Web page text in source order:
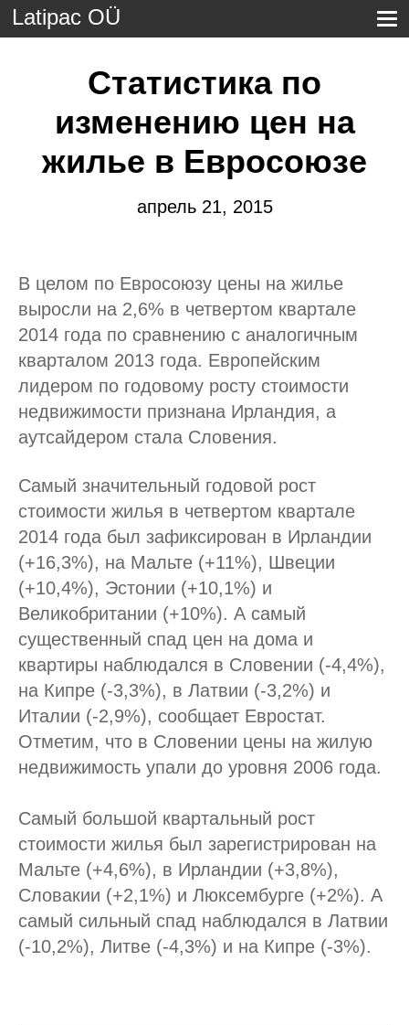
Latipac OÜ
Статистика по
изменению цен на
жилье в Евросоюзе
апрель 21, 2015
В целом по Евросоюзу цены на жилье
выросли на 2,6% в четвертом квартале
2014 года по сравнению с аналогичным
кварталом 2013 года. Европейским
лидером по годовому росту стоимости
недвижимости признана Ирландия, а
аутсайдером стала Словения.
Самый значительный годовой рост
стоимости жилья в четвертом квартале
2014 года был зафиксирован в Ирландии
(+16,3%), на Мальте (+11%), Швеции
(+10,4%), Эстонии (+10,1%) и
Великобритании (+10%). А самый
существенный спад цен на дома и
квартиры наблюдался в Словении (-4,4%),
на Кипре (-3,3%), в Латвии (-3,2%) и
Италии (-2,9%), сообщает Евростат.
Отметим, что в Словении цены на жилую
недвижимость упали до уровня 2006 года.
Самый большой квартальный рост
стоимости жилья был зарегистрирован на
Мальте (+4,6%), в Ирландии (+3,8%),
Словакии (+2,1%) и Люксембурге (+2%). А
самый сильный спад наблюдался в Латвии
(-10,2%), Литве (-4,3%) и на Кипре (-3%).